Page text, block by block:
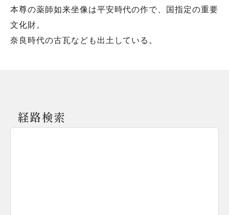
本尊の薬師如来坐像は平安時代の作で、国指定の重要
文化財。
奈良時代の古瓦なども出土している。
経路検索